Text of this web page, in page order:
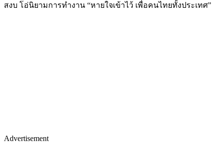
สงบ โอ่นิยามการทำงาน “หายใจเข้าไว้ เพื่อคนไทยทั้งประเทศ”
Advertisement